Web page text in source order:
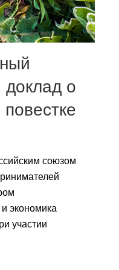
о
союзом
экономика
участии